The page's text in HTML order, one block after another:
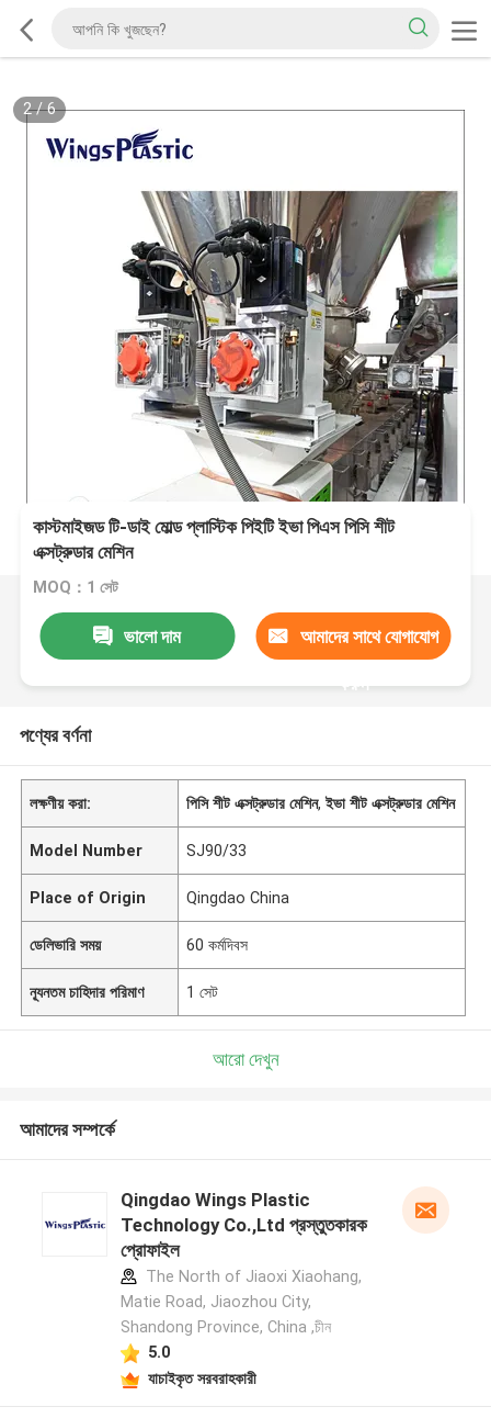
2/6
কাস্টমাইজড টি-ডাই মোল্ড প্লাস্টিক পিইটি ইভা পিএস পিসি শীট
এক্সট্রুডার মেশিন
MOQ：1 সেট
ভালো দাম আমাদের সাথে যোগাযোগ
করুন
পণ্যের বর্ণনা
লক্ষণীয় করা: পিসি শীট এক্সট্রুডার মেশিন,ইভা শীট এক্সট্রুডার মেশিন
Model Number SJ90/33
Place of Origin Qingdao China
ডেলিভারি সময় 60 কর্মদিবস
ন্যূনতম চাহিদার পরিমাণ 1 সেট
আরো দেখুন
আমাদের সম্পর্কে
Qingdao Wings Plastic
Technology Co.,Ltd প্রস্তুতকারক
প্রোফাইল
The North of Jiaoxi Xiaohang,
Matie Road, Jiaozhou City,
Shandong Province, China ,চীন
5.0
যাচাইকৃত সরবরাহকারী